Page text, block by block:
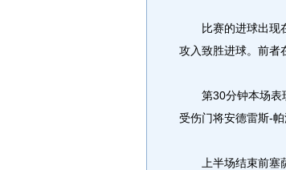
比赛的进球出现在
攻入致胜进球。前者
第30分钟本场表现
受伤门将安德雷斯-
上半场结束前塞萨